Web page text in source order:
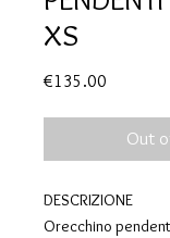
XS
€135.00
Out
DESCRIZIONE
Orecchino